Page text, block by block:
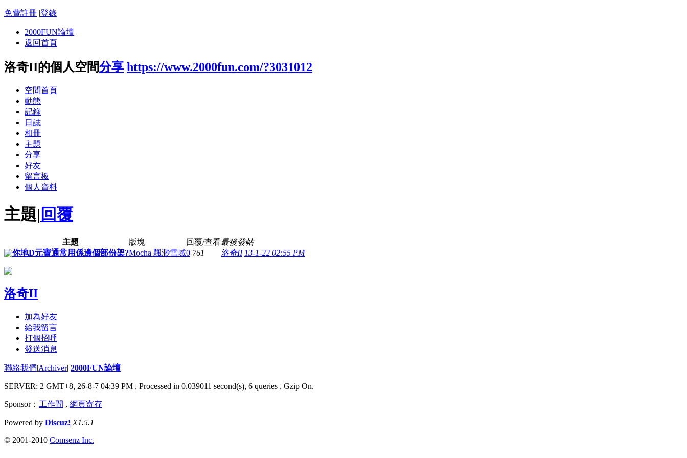
免費註冊 |登錄
2000FUN論壇
返回首頁
洛奇II的個人空間分享 https://www.2000fun.com/?3031012
空間首頁
動態
記錄
日誌
相冊
主題
分享
好友
留言板
個人資料
主題| 回覆
主題 版塊 回覆/查看最後發帖
你地D元寶通常用係邊個部份架?Mocha 飄渺雪域0 761 洛奇II 13-1-22 02:55 PM
洛奇II
加為好友
給我留言
打個招呼
發送消息
聯絡我們|Archiver| 2000FUN論壇
SERVER: 2 GMT+8, 26-8-7 04:39 PM , Processed in 0.039011 second(s), 6 queries , Gzip On.
Sponsor： 工作間 , 網頁寄存
Powered by Discuz! X1.5.1
© 2001-2010 Comsenz Inc.